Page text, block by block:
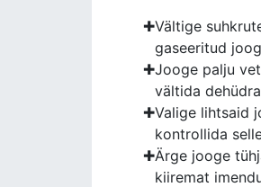
Vältige
gaseeritud
Jooge palju
vältida
Valige lihtsaid
kontrollida
Ärge jooge
kiiremat